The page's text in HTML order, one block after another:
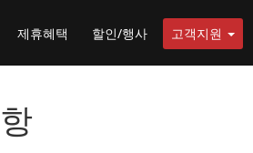
제휴혜택 할인/행사 고객지원